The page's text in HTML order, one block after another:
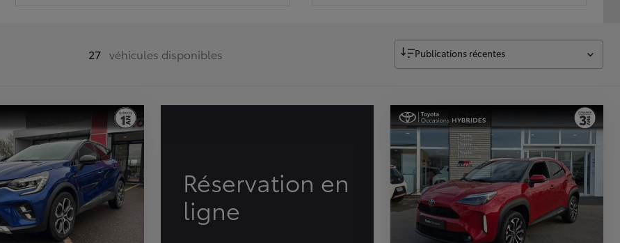
27 véhicules disponibles Publications récentes
Réservation en
ligne